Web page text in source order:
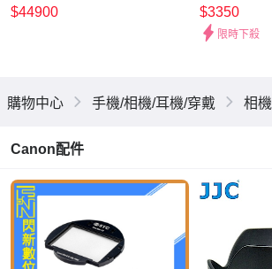
專用 台灣佳能公司貨
$44900
R7 (公司貨)
$3350
限時下殺
購物中心 手機/相機/耳機/穿戴 相機
Canon配件